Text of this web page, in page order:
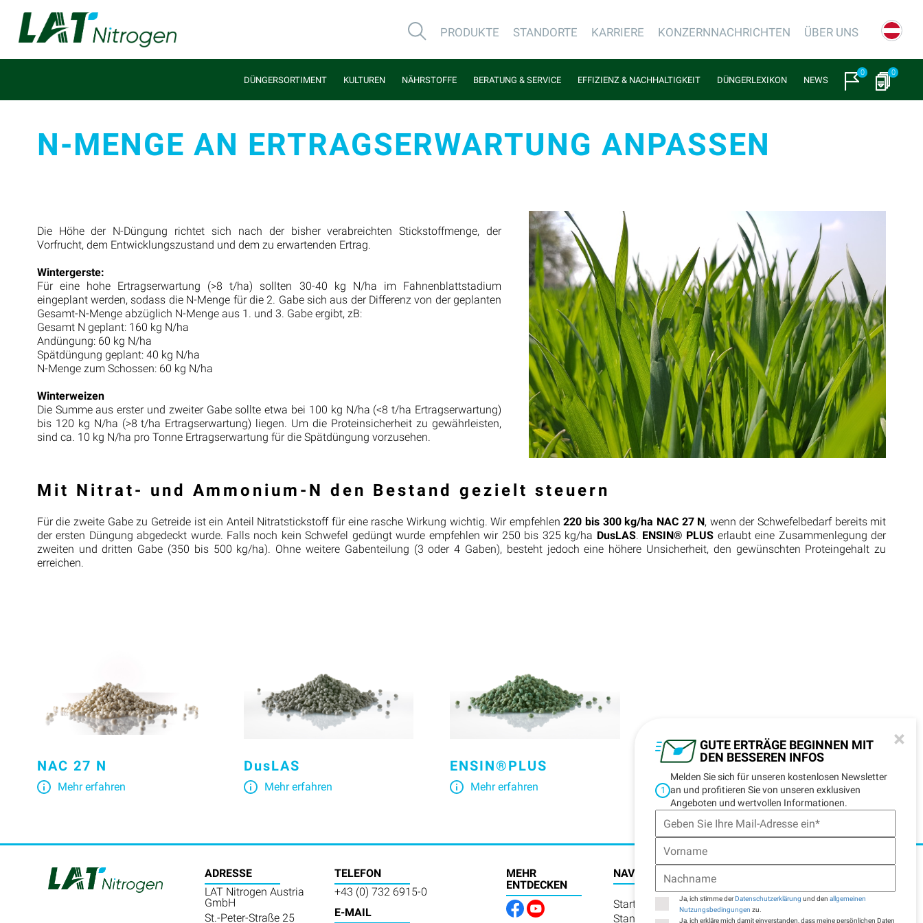
GUTE ERTRÄGE BEGINNEN MIT
DEN BESSEREN INFOS
×
1
Melden Sie sich für unseren kostenlosen Newsletter
an und profitieren Sie von unseren exklusiven
Angeboten und wertvollen Informationen.
Ja, ich stimme derDatenschutzerklärung und den allgemeinen
Nutzungsbedingungen zu.
Ja, ich erkläre mich damit einverstanden, dass meine persönlichen Daten
PRODUKTE STANDORTE KARRIERE KONZERNNACHRICHTEN ÜBER UNS
DÜNGERSORTIMENT KULTUREN NÄHRSTOFFE BERATUNG & SERVICE EFFIZIENZ & NACHHALTIGKEIT DÜNGERLEXIKON NEWS
0 0
N-MENGE AN ERTRAGSERWARTUNG ANPASSEN
Die Höhe der N-Düngung richtet sich nach der bisher verabreichten Stickstoffmenge, der
Vorfrucht, dem Entwicklungszustand und dem zu erwartenden Ertrag.
Wintergerste:
Für eine hohe Ertragserwartung (>8 t/ha) sollten 30-40 kg N/ha im Fahnenblattstadium
eingeplant werden, sodass die N-Menge für die 2. Gabe sich aus der Differenz von der geplanten
Gesamt-N-Menge abzüglich N-Menge aus 1. und 3. Gabe ergibt, zB:
Gesamt N geplant: 160 kg N/ha
Andüngung: 60 kg N/ha
Spätdüngung geplant: 40 kg N/ha
N-Menge zum Schossen: 60 kg N/ha
Winterweizen
Die Summe aus erster und zweiter Gabe sollte etwa bei 100 kg N/ha (<8 t/ha Ertragserwartung)
bis 120 kg N/ha (>8 t/ha Ertragserwartung) liegen. Um die Proteinsicherheit zu gewährleisten,
sind ca. 10 kg N/ha pro Tonne Ertragserwartung für die Spätdüngung vorzusehen.
Mit Nitrat- und Ammonium-N den Bestand gezielt steuern
Für die zweite Gabe zu Getreide ist ein Anteil Nitratstickstoff für eine rasche Wirkung wichtig. Wir empfehlen220 bis 300 kg/ha NAC 27 N, wenn der Schwefelbedarf bereits mit
der ersten Düngung abgedeckt wurde. Falls noch kein Schwefel gedüngt wurde empfehlen wir 250 bis 325 kg/ha DusLAS. ENSIN® PLUS erlaubt eine Zusammenlegung der
zweiten und dritten Gabe (350 bis 500 kg/ha). Ohne weitere Gabenteilung (3 oder 4 Gaben), besteht jedoch eine höhere Unsicherheit, den gewünschten Proteingehalt zu
erreichen.
NAC 27 N
Mehr erfahren
DusLAS
Mehr erfahren
ENSIN®PLUS
Mehr erfahren
ADRESSE
LAT Nitrogen Austria
GmbH
St.-Peter-Straße 25
TELEFON
+43 (0) 732 6915-0
E-MAIL
MEHR
ENTDECKEN
NAVIGATION
Startseite
Standorte